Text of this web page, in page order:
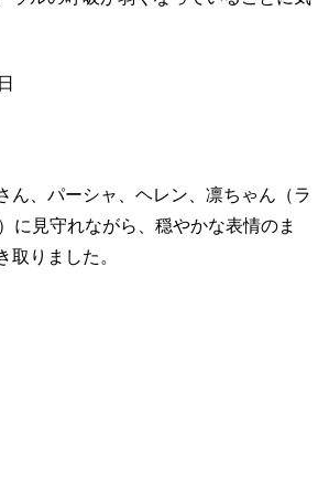
ん、パーシャ、ヘレン、凛ちゃん（ラ
に見守れながら、穏やかな表情のま
取りました。